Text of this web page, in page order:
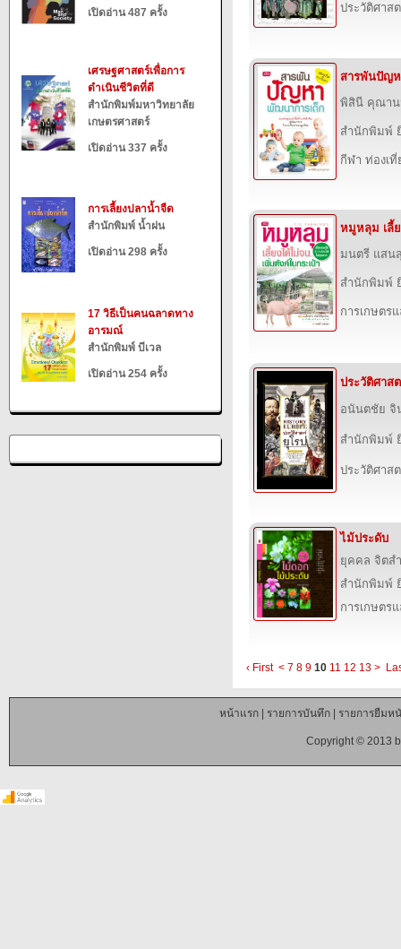
เปิดอ่าน 487 ครั้ง
เศรษฐศาสตร์เพื่อการ
ดำเนินชีวิตที่ดี
สำนักพิมพ์มหาวิทยาลัย
เกษตรศาสตร์
เปิดอ่าน 337 ครั้ง
การเลี้ยงปลาน้ำจืด
สำนักพิมพ์ น้ำฝน
เปิดอ่าน 298 ครั้ง
17 วิธีเป็นคนฉลาดทาง
อารมณ์
สำนักพิมพ์ บีเวล
เปิดอ่าน 254 ครั้ง
ประวัติศาส
สารพันปัญ
พิสินี คุณา
สำนักพิมพ์
กีฬา ท่องเ
หมูหลุม เลี้
มนตรี แสน
สำนักพิมพ์
การเกษตร
ประวัติศาส
อนันตชัย จิ
สำนักพิมพ์
ประวัติศาส
ไม้ประดับ
ยุคคล จิตส
สำนักพิมพ์
การเกษตร
‹ First < 7 8 9 10 11 12 13 >
หน้าแรก| รายการบันทึก| รายการยืมห
Copyright © 2013